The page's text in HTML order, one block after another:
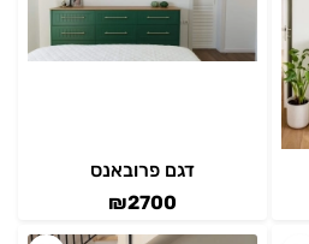
דגם פרובאנס
₪2700